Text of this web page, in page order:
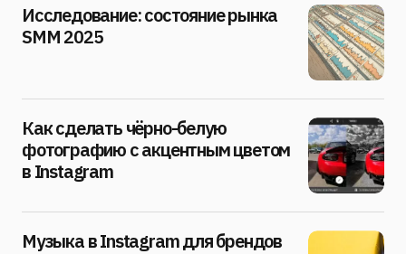
Исследование: состояние рынка
SMM 2025
Как сделать чёрно-белую
фотографию с акцентным цветом
в Instagram
Музыка в Instagram для брендов